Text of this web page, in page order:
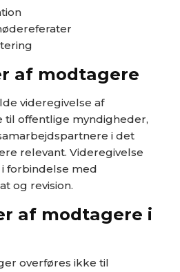
af modtagere
videregivelse af
til offentlige myndigheder,
i det
relevant. Videregivelse
forbindelse med
og revision.
af modtagere i
overføres ikke til